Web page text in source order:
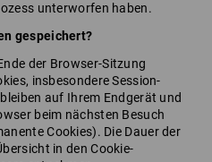
unterworfen haben.
gespeichert?
der Browser-Sitzung
insbesondere Session-
auf Ihrem Endgerät und
beim nächsten Besuch
Cookies). Die Dauer der
in den Cookie-